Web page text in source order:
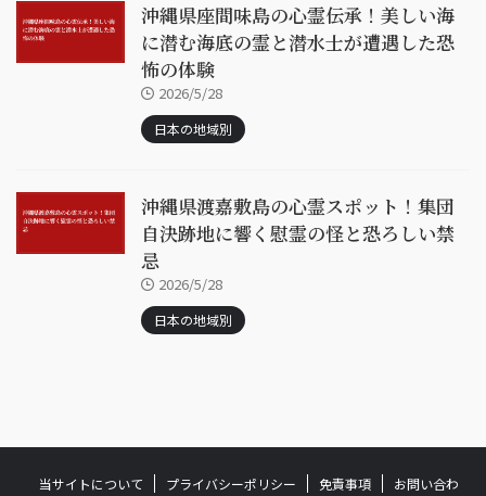
沖縄県座間味島の心霊伝承！美しい海
に潜む海底の霊と潜水士が遭遇した恐
怖の体験
2026/5/28
日本の地域別
沖縄県渡嘉敷島の心霊スポット！集団
自決跡地に響く慰霊の怪と恐ろしい禁
忌
2026/5/28
日本の地域別
当サイトについて プライバシーポリシー 免責事項 お問い合わ